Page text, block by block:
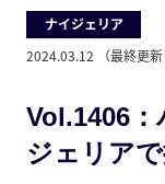
ナイジェリア
2024.03.12
（最終更新
Vol.1406
ジェリアで